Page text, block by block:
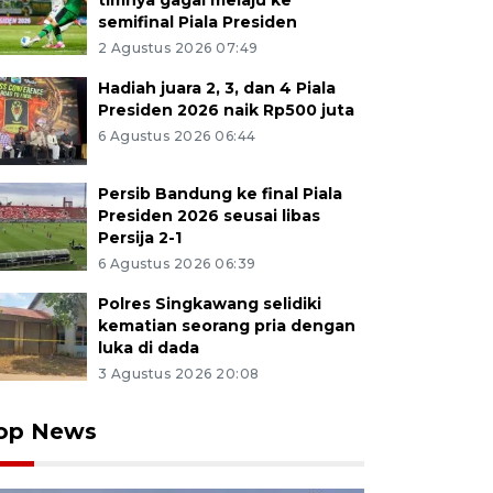
semifinal Piala Presiden
2 Agustus 2026 07:49
Hadiah juara 2, 3, dan 4 Piala
Presiden 2026 naik Rp500 juta
6 Agustus 2026 06:44
Persib Bandung ke final Piala
Presiden 2026 seusai libas
Persija 2-1
6 Agustus 2026 06:39
Polres Singkawang selidiki
kematian seorang pria dengan
luka di dada
3 Agustus 2026 20:08
News